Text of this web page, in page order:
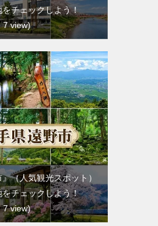
チェックしよう！
7 view
（人気観光スポット）
チェックしよう！
7 view